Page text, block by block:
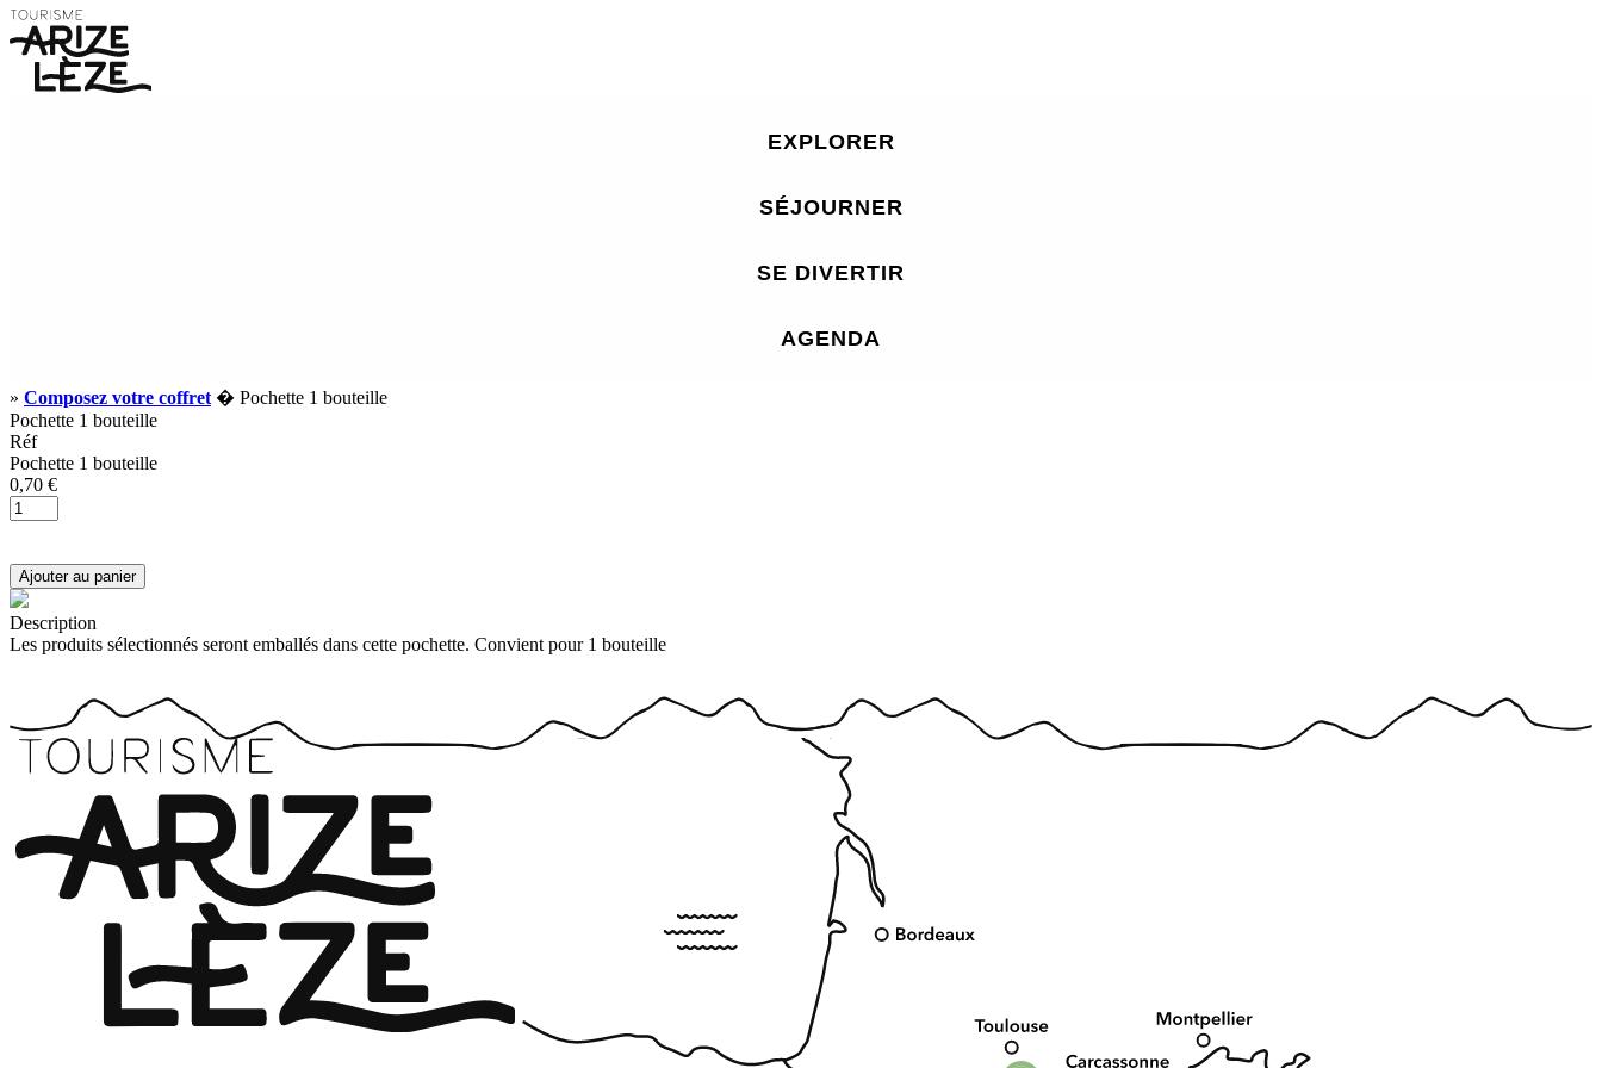
EXPLORER
SÉJOURNER
SE DIVERTIR
AGENDA
» Composez votre coffret � Pochette 1 bouteille
Pochette 1 bouteille
Réf
Pochette 1 bouteille
0,70 €
Description
Les produits sélectionnés seront emballés dans cette pochette. Convient pour 1 bouteille